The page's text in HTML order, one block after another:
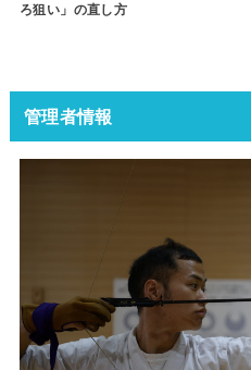
ろ狙い」の直し方
管理者情報